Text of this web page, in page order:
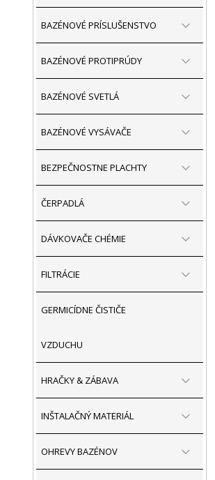
BAZÉNOVÉ PRÍSLUŠENSTVO
BAZÉNOVÉ PROTIPRÚDY
BAZÉNOVÉ SVETLÁ
BAZÉNOVÉ VYSÁVAČE
BEZPEČNOSTNE PLACHTY
ČERPADLÁ
DÁVKOVAČE CHÉMIE
FILTRÁCIE
GERMICÍDNE ČISTIČE
VZDUCHU
HRAČKY & ZÁBAVA
INŠTALAČNÝ MATERIÁL
OHREVY BAZÉNOV